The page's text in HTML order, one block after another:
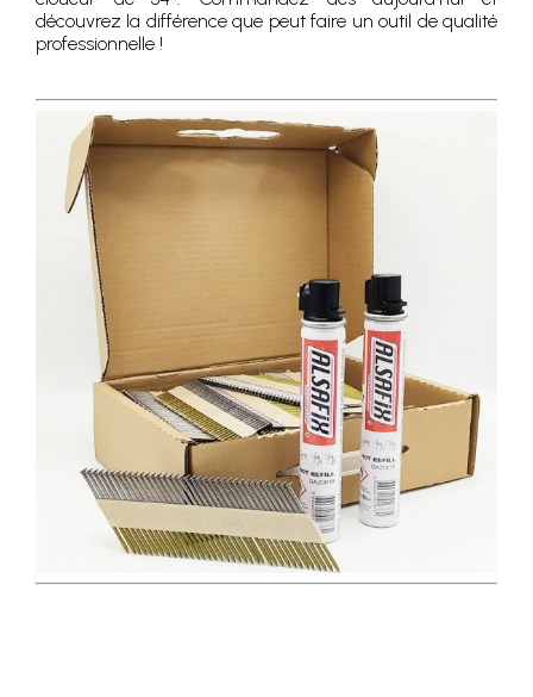
découvrez la différence que peut faire un outil de qualité
professionnelle !